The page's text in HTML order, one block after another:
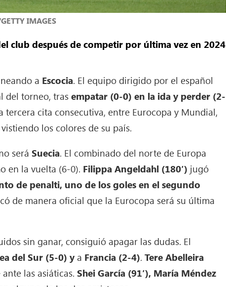
IMAGES
club después de competir por última vez en 2024
a Escocia. El equipo dirigido por el español
del torneo, trasempatar (0-0) en la ida y perder (2-
cita consecutiva, entre Eurocopa y Mundial,
los colores de su país.
será Suecia. El combinado del norte de Europa
en la vuelta (6-0). Filippa Angeldahl (180′) jugó
de penalti, uno de los goles en el segundo
de manera oficial que la Eurocopa será su última
sin ganar, consiguió apagar las dudas. El
del Sur (5-0) ya Francia (2-4).Tere Abelleira
las asiáticas. Shei García (91′), María Méndez